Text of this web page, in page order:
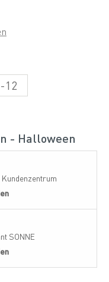
12
- Halloween
SONNE